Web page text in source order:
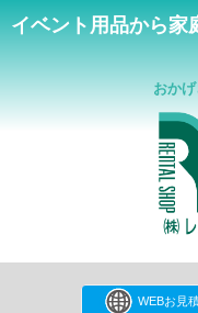
イベント用品から家
おか
WEBお見積り